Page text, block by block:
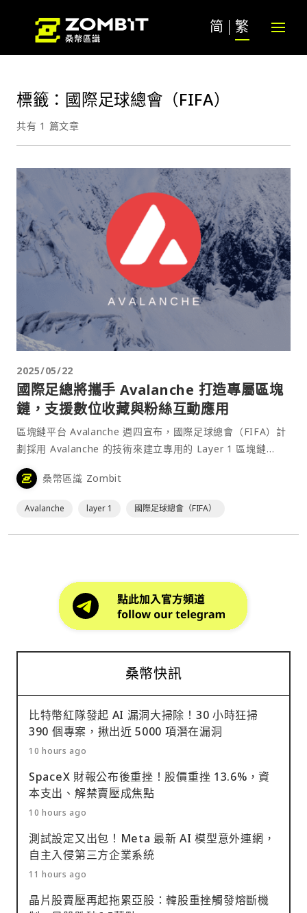
简 繁
標籤：國際足球總會（FIFA）
共有 1 篇文章
2025/05/22
國際足總將攜手 Avalanche 打造專屬區塊
鏈，支援數位收藏與粉絲互動應用
區塊鏈平台 Avalanche 週四宣布，國際足球總會（FIFA）計
劃採用 Avalanche 的技術來建立專用的 Layer 1 區塊鏈
FIFA Blockchain，目的是在全球範圍內推動數位收藏品應用
與新一代的粉絲參與模式。⋯
桑幣區識 Zombit
Avalanche layer 1 國際足球總會（FIFA）
桑幣快訊
比特幣紅隊發起 AI 漏洞大掃除！30 小時狂掃
390 個專案，揪出近 5000 項潛在漏洞
10 hours ago
SpaceX 財報公布後重挫！股價重挫 13.6%，資
本支出、解禁賣壓成焦點
10 hours ago
測試設定又出包！Meta 最新 AI 模型意外連網，
自主入侵第三方企業系統
11 hours ago
晶片股賣壓再起拖累亞股：韓股重挫觸發熔斷機